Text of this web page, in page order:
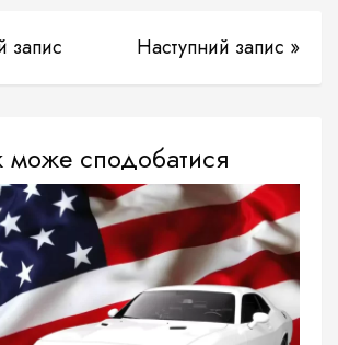
запис Наступний запис »
може сподобатися